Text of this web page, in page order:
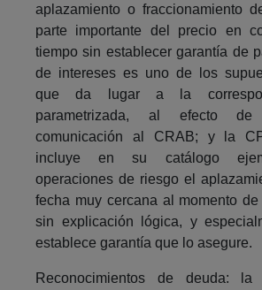
aplazamiento o fraccionamiento
parte importante del precio en
tiempo sin establecer garantía de
de intereses es uno de los
que da lugar a la
parametrizada, al efecto
comunicación al CRAB; y la
incluye en su catálogo
operaciones de riesgo el
fecha muy cercana al momento
sin explicación lógica, y
establece garantía que lo asegure.
Reconocimientos de deuda: la